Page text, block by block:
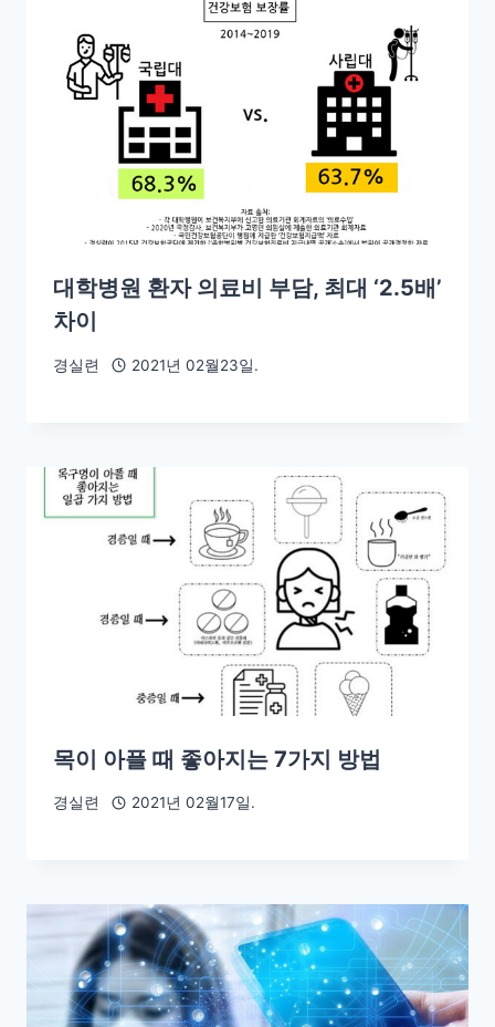
대학병원 환자 의료비 부담, 최대 ‘2.5배’
차이
경실련 2021년 02월23일.
목이 아플 때 좋아지는 7가지 방법
경실련 2021년 02월17일.